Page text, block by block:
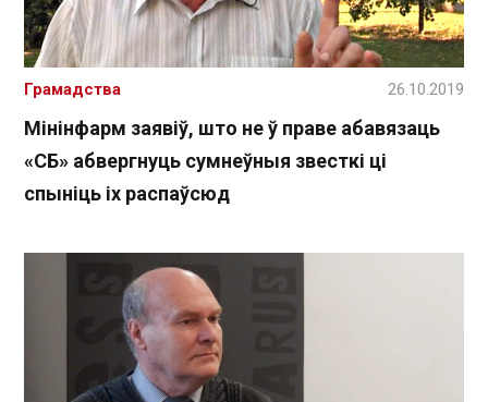
Мінінфарм заявіў, што не ў праве абавязаць
«СБ» абвергнуць сумнеўныя звесткі ці
спыніць іх распаўсюд
Грамадства 26.10.2019